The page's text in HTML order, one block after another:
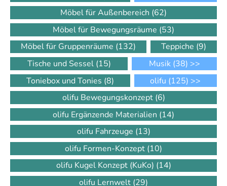
Möbel für Außenbereich (62)
Möbel für Bewegungsräume (53)
Möbel für Gruppenräume (132) Teppiche (9)
Tische und Sessel (15) Musik (38) >>
Toniebox und Tonies (8) olifu (125) >>
olifu Bewegungskonzept (6)
olifu Ergänzende Materialien (14)
olifu Fahrzeuge (13)
olifu Formen-Konzept (10)
olifu Kugel Konzept (KuKo) (14)
olifu Lernwelt (29)